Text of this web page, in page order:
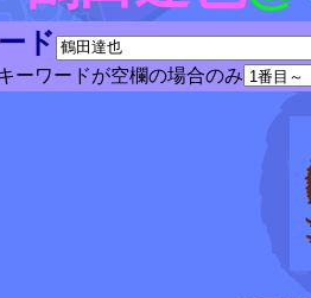
ド
ーワードが空欄の場合のみ